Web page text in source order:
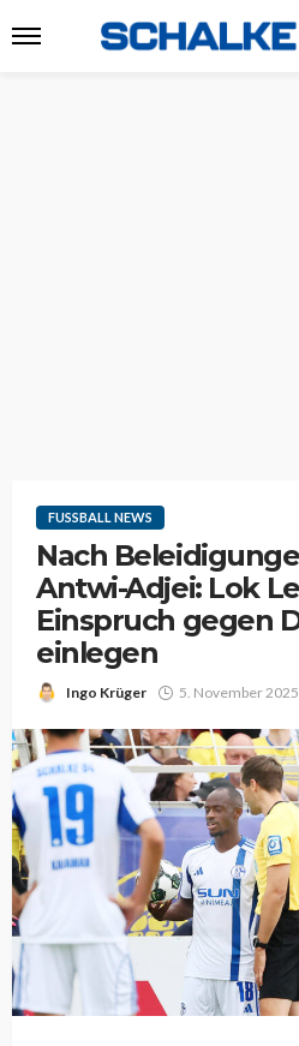
FUSSBALL NEWS
Nach
Antwi-Adjei: Lok
Einspruch gegen
einlegen
Ingo Krüger 5. November 2025